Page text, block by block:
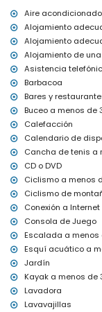
la villa)
segundo
consulte si se
alojamiento
El alojamiento
Instalaciones y
villa
internet (WiFi)
plancha y tabla
ropa de cama
servicio de
consola de
calefacción por
Instalaciones y
servicio de
cama/cuna
Actividades de
Jávea, Costa Blanca
bar (a menos
cine, teatro,
menos de 5
Aire
Alojamiento
Alojamiento
Alojamiento de
Asistencia
Barbacoa
Bares y
Buceo a menos de
Calefacción
Calendario de
Cancha de tenis a
CD o DVD
Ciclismo a menos
Ciclismo de
Conexión a Internet
Consola de Juego
Escalada a menos
Esquí acuático a
Jardín
Kayak a menos de
Lavadora
Lavavajillas